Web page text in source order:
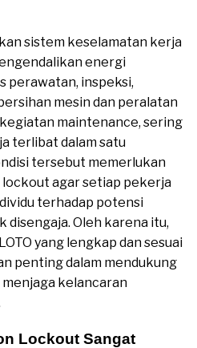
sistem keselamatan kerja
energi
perawatan, inspeksi,
mesin dan peralatan
maintenance, sering
terlibat dalam satu
tersebut memerlukan
agar setiap pekerja
terhadap potensi
disengaja. Oleh karena itu,
yang lengkap dan sesuai
penting dalam mendukung
kelancaran
Lockout Sangat